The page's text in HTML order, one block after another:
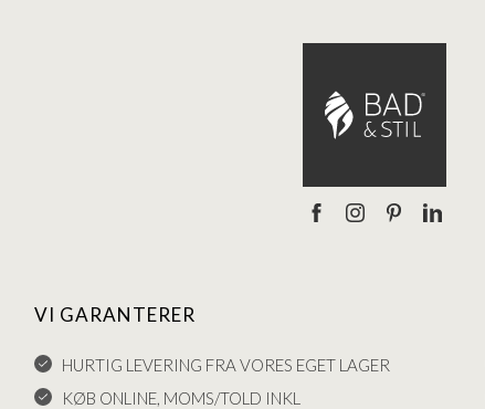
VI GARANTERER
HURTIG LEVERING FRA VORES EGET LAGER
KØB ONLINE, MOMS/TOLD INKL